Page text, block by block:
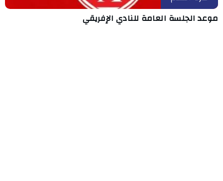
موعد الجلسة العامة للنادي الإفريقي